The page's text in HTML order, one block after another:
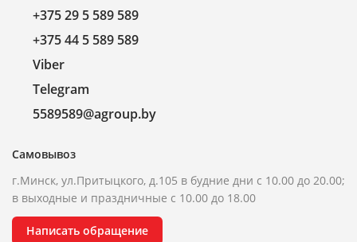
+375 29 5 589 589
+375 44 5 589 589
Viber
Telegram
5589589@agroup.by
Самовывоз
г.Минск, ул.Притыцкого, д.105 в будние дни с 10.00 до 20.00;
в выходные и праздничные с 10.00 до 18.00
Написать обращение